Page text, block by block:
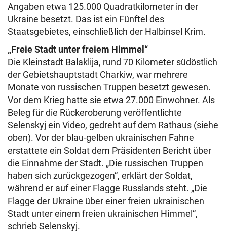
Angaben etwa 125.000 Quadratkilometer in der
Ukraine besetzt. Das ist ein Fünftel des
Staatsgebietes, einschließlich der Halbinsel Krim.
„Freie Stadt unter freiem Himmel“
Die Kleinstadt Balaklija, rund 70 Kilometer südöstlich
der Gebietshauptstadt Charkiw, war mehrere
Monate von russischen Truppen besetzt gewesen.
Vor dem Krieg hatte sie etwa 27.000 Einwohner. Als
Beleg für die Rückeroberung veröffentlichte
Selenskyj ein Video, gedreht auf dem Rathaus (siehe
oben). Vor der blau-gelben ukrainischen Fahne
erstattete ein Soldat dem Präsidenten Bericht über
die Einnahme der Stadt. „Die russischen Truppen
haben sich zurückgezogen“, erklärt der Soldat,
während er auf einer Flagge Russlands steht. „Die
Flagge der Ukraine über einer freien ukrainischen
Stadt unter einem freien ukrainischen Himmel“,
schrieb Selenskyj.